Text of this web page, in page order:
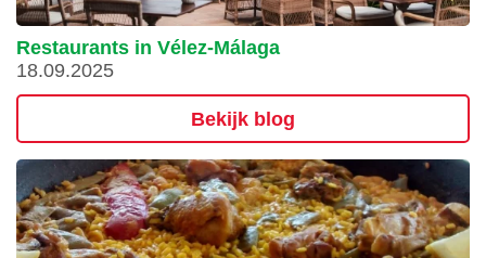
Restaurants in Vélez-Málaga
18.09.2025
Bekijk blog